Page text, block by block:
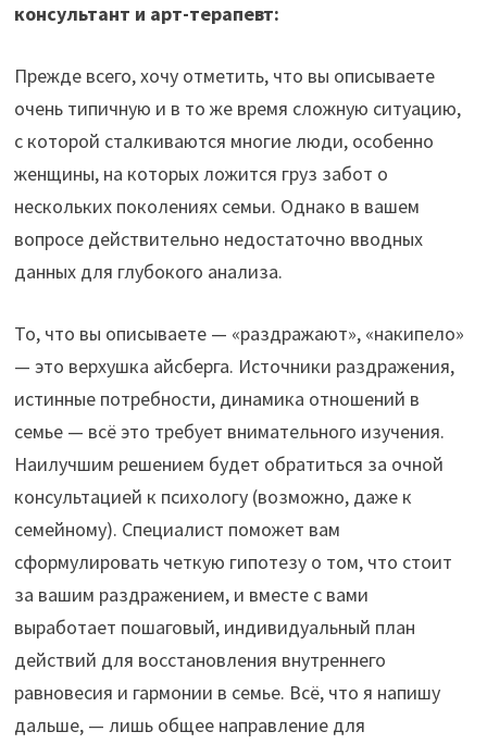
консультант и арт-терапевт:
Прежде всего, хочу отметить, что вы описываете
очень типичную и в то же время сложную ситуацию,
с которой сталкиваются многие люди, особенно
женщины, на которых ложится груз забот о
нескольких поколениях семьи. Однако в вашем
вопросе действительно недостаточно вводных
данных для глубокого анализа.
То, что вы описываете — «раздражают», «накипело»
— это верхушка айсберга. Источники раздражения,
истинные потребности, динамика отношений в
семье — всё это требует внимательного изучения.
Наилучшим решением будет обратиться за очной
консультацией к психологу (возможно, даже к
семейному). Специалист поможет вам
сформулировать четкую гипотезу о том, что стоит
за вашим раздражением, и вместе с вами
выработает пошаговый, индивидуальный план
действий для восстановления внутреннего
равновесия и гармонии в семье. Всё, что я напишу
дальше, — лишь общее направление для